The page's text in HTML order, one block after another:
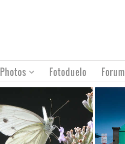
Photos Fotoduelo Forum